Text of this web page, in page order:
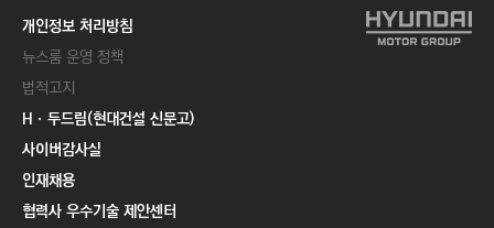
개인정보 처리방침
뉴스룸 운영 정책
법적고지
Hㆍ두드림(현대건설 신문고)
사이버감사실
인재채용
협력사 우수기술 제안센터